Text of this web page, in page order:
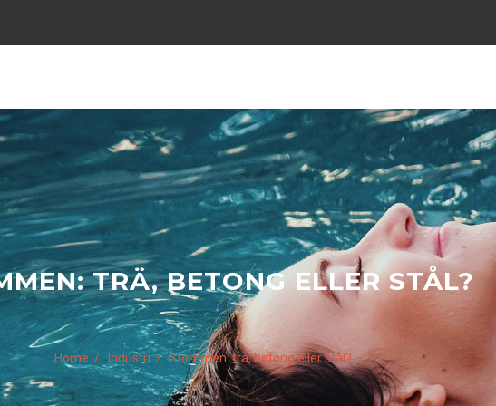
TRÄ, BETONG ELLER STÅL?
Home Industri Stommen: trä, betong eller stål?